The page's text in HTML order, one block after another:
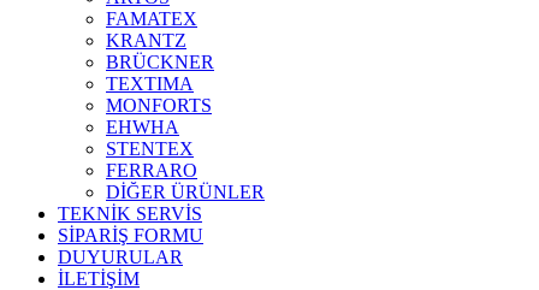
FAMATEX
KRANTZ
BRÜCKNER
TEXTIMA
MONFORTS
EHWHA
STENTEX
FERRARO
DİĞER ÜRÜNLER
TEKNİK SERVİS
SİPARİŞ FORMU
DUYURULAR
İLETİŞİM